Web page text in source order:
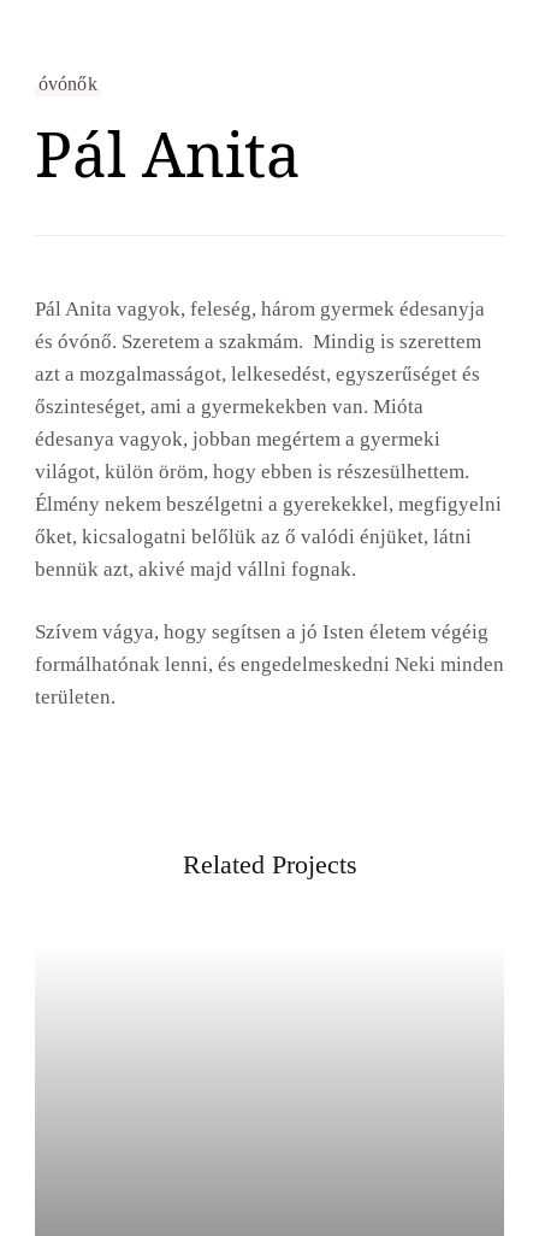
óvónők
Pál Anita
Pál Anita vagyok, feleség, három gyermek édesanyja
és óvónő. Szeretem a szakmám. Mindig is szerettem
azt a mozgalmasságot, lelkesedést, egyszerűséget és
őszinteséget, ami a gyermekekben van. Mióta
édesanya vagyok, jobban megértem a gyermeki
világot, külön öröm, hogy ebben is részesülhettem.
Élmény nekem beszélgetni a gyerekekkel, megfigyelni
őket, kicsalogatni belőlük az ő valódi énjüket, látni
bennük azt, akivé majd vállni fognak.
Szívem vágya, hogy segítsen a jó Isten életem végéig
formálhatónak lenni, és engedelmeskedni Neki minden
területen.
Related Projects